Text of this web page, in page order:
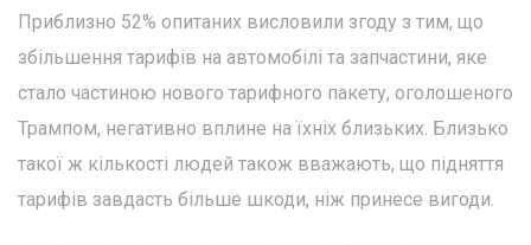
Приблизно 52% опитаних висловили згоду з тим, що
збільшення тарифів на автомобілі та запчастини, яке
стало частиною нового тарифного пакету, оголошеного
Трампом, негативно вплине на їхніх близьких. Близько
такої ж кількості людей також вважають, що підняття
тарифів завдасть більше шкоди, ніж принесе вигоди.